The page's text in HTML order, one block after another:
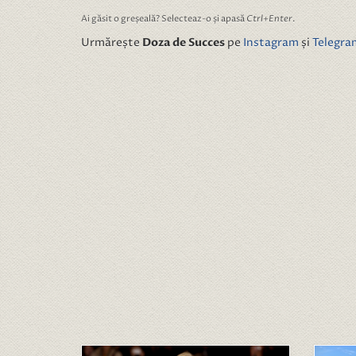
Ai găsit o greșeală? Selecteaz-o și apasă Ctrl+Enter.
Urmărește Doza de Succes pe Instagram și